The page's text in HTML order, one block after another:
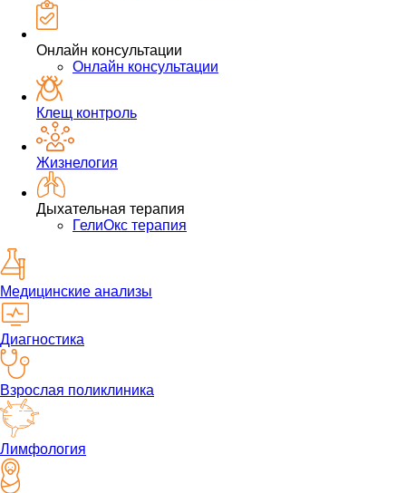
Онлайн консультации
Онлайн консультации
Клещ контроль
Жизнелогия
Дыхательная терапия
ГелиОкс терапия
Медицинские анализы
Диагностика
Взрослая поликлиника
Лимфология